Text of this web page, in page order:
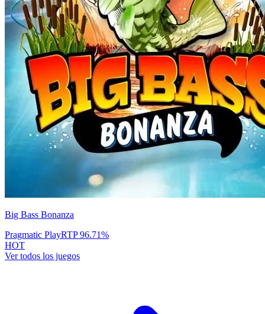
Big Bass Bonanza
Pragmatic PlayRTP96.71%
HOT
Ver todos los juegos